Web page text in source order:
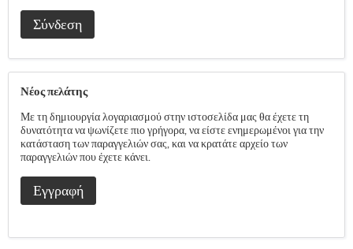
Σύνδεση
Νέος πελάτης
Με τη δημιουργία λογαριασμού στην ιστοσελίδα μας θα έχετε τη
δυνατότητα να ψωνίζετε πιο γρήγορα, να είστε ενημερωμένοι για την
κατάσταση των παραγγελιών σας, και να κρατάτε αρχείο των
παραγγελιών που έχετε κάνει.
Εγγραφή